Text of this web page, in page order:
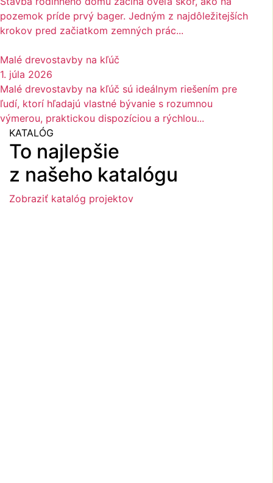
pozemok príde prvý bager. Jedným z najdôležitejších
krokov pred začiatkom zemných prác...
Malé drevostavby na kľúč
1. júla 2026
Malé drevostavby na kľúč sú ideálnym riešením pre
ľudí, ktorí hľadajú vlastné bývanie s rozumnou
výmerou, praktickou dispozíciou a rýchlou...
KATALÓG
To najlepšie
z našeho katalógu
Zobraziť katalóg projektov